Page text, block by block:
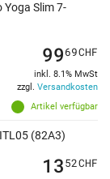
Slim 7-
Artikel verfügbar
9969CHF
inkl. 8.1% MwSt
zzgl. Versandkosten
(82A3)
1352CHF